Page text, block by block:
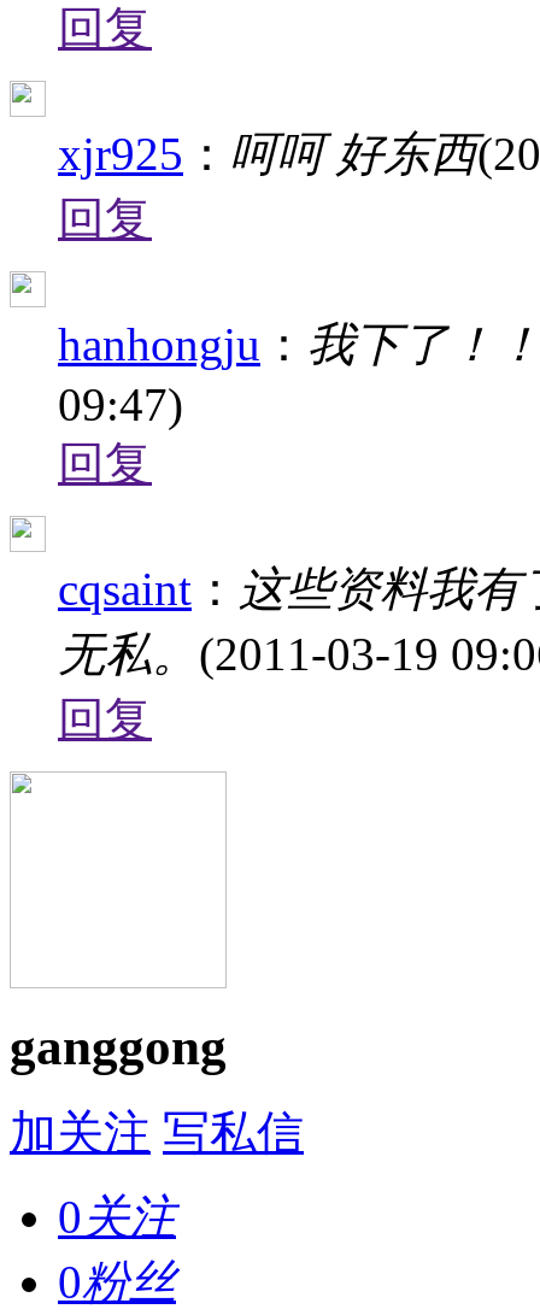
回复
xjr925 ： 呵呵 好东西
回复
hanhongju ： 我下了！
09:47)
回复
cqsaint ： 这些资料我
无私。 (2011-03-19
回复
ganggong
加关注 写私信
0关注
0粉丝